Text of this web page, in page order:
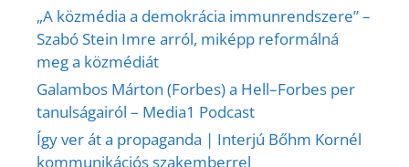
„A közmédia a demokrácia immunrendszere” –
Szabó Stein Imre arról, miképp reformálná
meg a közmédiát
Galambos Márton (Forbes) a Hell–Forbes per
tanulságairól – Media1 Podcast
Így ver át a propaganda | Interjú Bőhm Kornél
kommunikációs szakemberrel